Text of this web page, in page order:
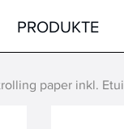
PRODUKTE
paper inkl. Etui